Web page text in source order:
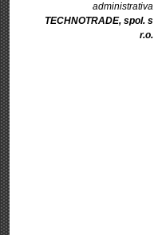
administrativa
TECHNOTRADE, spol. s
r.o.